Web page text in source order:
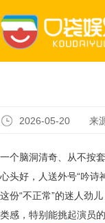
2026-05-20 来源
一个脑洞清奇、从不按
心头好，人送外号“吟诗
这份“不正常”的迷人劲
类感，特别能挑起演员